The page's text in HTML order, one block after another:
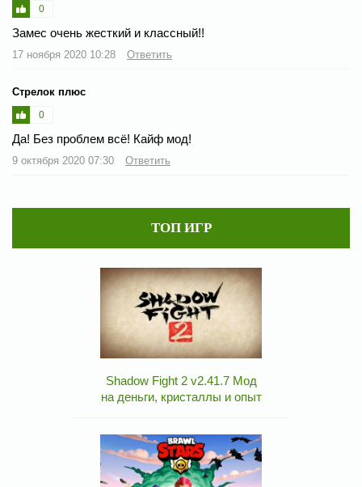
0
Замес очень жесткий и классный!!
17 ноября 2020 10:28 Ответить
Стрелок плюс
0
Да! Без проблем всё! Кайф мод!
9 октября 2020 07:30 Ответить
ТОП ИГР
Shadow Fight 2 v2.41.7 Мод
на деньги, кристаллы и опыт